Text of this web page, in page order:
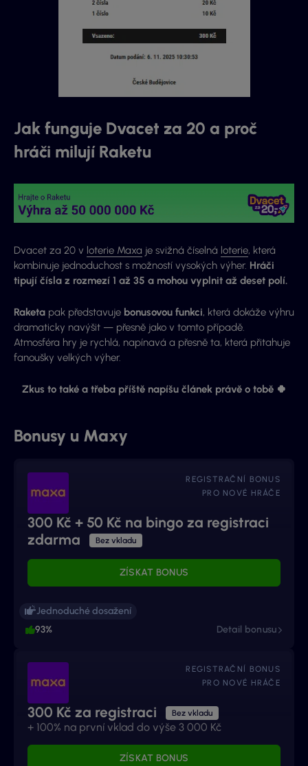
Jak funguje Dvacet za 20 a proč
hráči milují Raketu
Dvacet za 20 v loterie Maxa je svižná číselná loterie, která
kombinuje jednoduchost s možností vysokých výher. Hráči
tipují čísla z rozmezí 1 až 35 a mohou vyplnit až deset polí.
Raketa pak představuje bonusovou funkci, která dokáže výhru
dramaticky navýšit — přesně jako v tomto případě.
Atmosféra hry je rychlá, napínavá a přesně ta, která přitahuje
fanoušky velkých výher.
Zkus to také a třeba příště napíšu článek právě o tobě 🍀
Bonusy u Maxy
REGISTRAČNÍ BONUS
PRO NOVÉ HRÁČE
300 Kč + 50 Kč na bingo za registraci
zdarma
Bez vkladu
ZÍSKAT BONUS
Jednoduché dosažení
93%
Detail bonusu
REGISTRAČNÍ BONUS
PRO NOVÉ HRÁČE
300 Kč za registraci Bez vkladu
+ 100% na první vklad do výše 3 000 Kč
ZÍSKAT BONUS